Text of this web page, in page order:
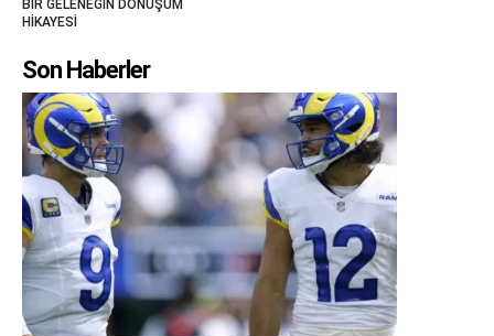
BİR GELENEĞİN DÖNÜŞÜM
HİKAYESİ
Son Haberler